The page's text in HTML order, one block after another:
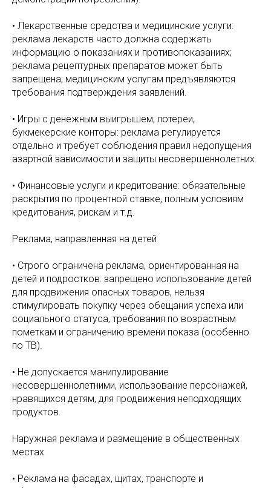
• Лекарственные средства и медицинские услуги:
реклама лекарств часто должна содержать
информацию о показаниях и противопоказаниях;
реклама рецептурных препаратов может быть
запрещена; медицинским услугам предъявляются
требования подтверждения заявлений.
• Игры с денежным выигрышем, лотереи,
букмекерские конторы: реклама регулируется
отдельно и требует соблюдения правил недопущения
азартной зависимости и защиты несовершеннолетних.
• Финансовые услуги и кредитование: обязательные
раскрытия по процентной ставке, полным условиям
кредитования, рискам и т.д.
Реклама, направленная на детей
• Строго ограничена реклама, ориентированная на
детей и подростков: запрещено использование детей
для продвижения опасных товаров, нельзя
стимулировать покупку через обещания успеха или
социального статуса, требования по возрастным
пометкам и ограничению времени показа (особенно
по ТВ).
• Не допускается манипулирование
несовершеннолетними, использование персонажей,
нравящихся детям, для продвижения неподходящих
продуктов.
Наружная реклама и размещение в общественных
местах
• Реклама на фасадах, щитах, транспорте и